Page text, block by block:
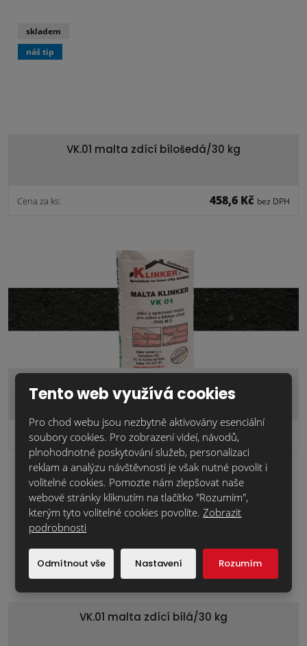
VK.01 malta zdící bílošedá/30 kg
Cena za ks: 458,6 Kč bez DPH
skladem
náš tip
VK.01 malta zdící černá/30 kg
Cena za ks: 502,3 Kč
VK.01 malta zdící bílá/30 kg
Tento web využívá cookies
Pro chod webu jsou nezbytně aktivovány esenciální
soubory cookies. Pro zobrazení videí, návodů,
plnohodnotné poskytování služeb, personalizaci
reklam a analýzu návštěvnosti je však nutné povolit i
volitelné cookies. Pomozte nám zlepšovat naše
webové stránky kliknutím na tlačítko "Rozumím",
kterým tyto volitelné cookies povolíte.Zobrazit
podrobnosti
Odmítnout vše Nastavení Rozumím